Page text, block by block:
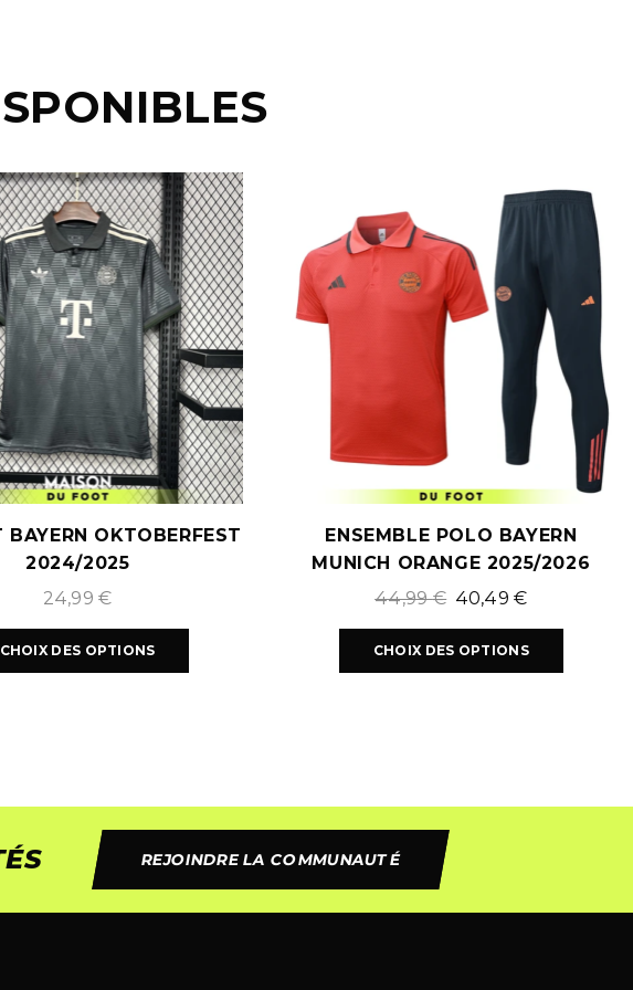
OKTOBERFEST
2024/2025
24,99€
CHOIX DES OPTIONS
ENSEMBLE POLO BAYERN
MUNICH ORANGE 2025/2026
44,99€ 40,49€
CHOIX DES OPTIONS
REJOINDRE LA COMMUNAUTÉ